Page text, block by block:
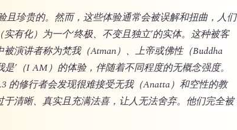
且珍贵的。然而，这些体验通常会被误解和扭曲，人们
有化）为一个‘终极、不变且独立’的实体。这种被客
演讲者称为梵我（Atman）、上帝或佛性（Buddha
是’（I AM）的体验，伴随着不同程度的无概念强度。
的修行者会发现很难接受无我（Anatta）和空性的教
清晰、真实且充满法喜，让人无法舍弃。他们完全被